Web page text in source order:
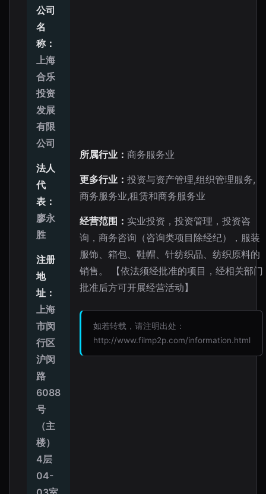
公司
名
称：
上海
合乐
投资
发展
有限
公司
法人
代
表：
廖永
胜
注册
地
址：
上海
市闵
行区
沪闵
路
6088
号
（主
楼）
4层
04-
所属行业： 商务服务业
更多行业： 投资与资产管理,组织管理服务,
商务服务业,租赁和商务服务业
经营范围： 实业投资，投资管理，投资咨
询，商务咨询（咨询类项目除经纪），服装
服饰、箱包、鞋帽、针纺织品、纺织原料的
销售。 【依法须经批准的项目，经相关部门
批准后方可开展经营活动】
如若转载，请注明出处：
http://www.filmp2p.com/information.html